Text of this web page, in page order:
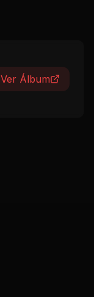
Ver Álbum